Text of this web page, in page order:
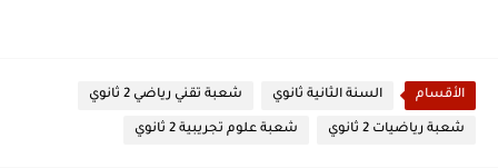
الأقسام السنة الثانية ثانوي شعبة تقني رياضي 2 ثانوي
شعبة رياضيات 2 ثانوي شعبة علوم تجريبية 2 ثانوي